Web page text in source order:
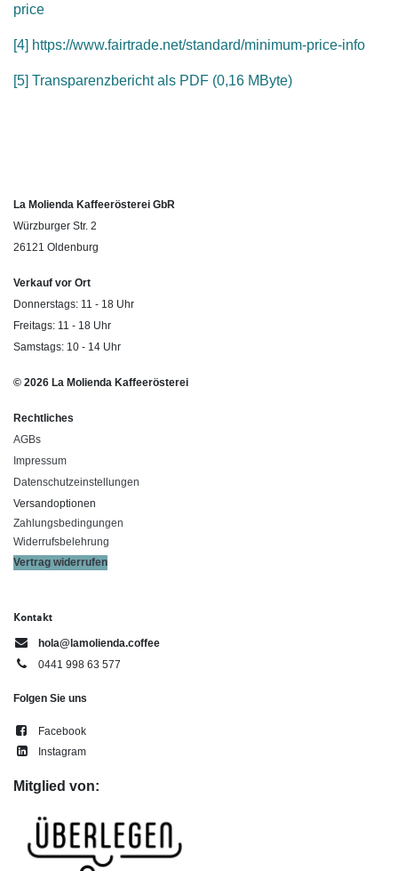
price
[4] https://www.fairtrade.net/standard/minimum-price-info
[5] Transparenzbericht als PDF (0,16 MByte)
La Molienda Kaffeerösterei GbR
Würzburger Str. 2
26121 Oldenburg
Verkauf vor Ort
Donnerstags: 11 - 18 Uhr
Freitags: 11 - 18 Uhr
Samstags: 10 - 14 Uhr
© 2026 La Molienda Kaffeerösterei
Rechtliches
AGBs
Impressum
Datenschutzeinstellungen
Versandoptionen
Zahlungsbedingungen
Widerrufsbelehrung
Vertrag widerrufen
Kontakt
hola@lamolienda.coffee
0441 998 63 577
Folgen Sie uns
Facebook
Instagram
Mitglied von: